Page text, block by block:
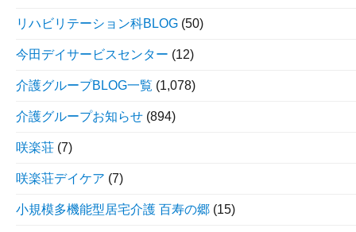
リハビリテーション科BLOG (50)
今田デイサービスセンター (12)
介護グループBLOG一覧 (1,078)
介護グループお知らせ (894)
咲楽荘 (7)
咲楽荘デイケア (7)
小規模多機能型居宅介護 百寿の郷 (15)